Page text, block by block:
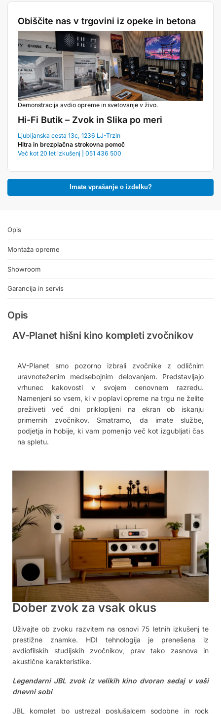
Obiščite nas v trgovini iz opeke in betona
Demonstracija avdio opreme in svetovanje v živo.
Hi-Fi Butik – Zvok in Slika po meri
Ljubljanska cesta 13c, 1236 LJ-Trzin
Hitra in brezplačna strokovna pomoč
Več kot 20 let izkušenj | 051 436 500
Imate vprašanje o izdelku?
Opis
Montaža opreme
Showroom
Garancija in servis
Opis
AV-Planet hišni kino kompleti zvočnikov
AV-Planet smo pozorno izbrali zvočnike z odličnim
uravnoteženim medsebojnim delovanjem. Predstavljajo
vrhunec kakovosti v svojem cenovnem razredu.
Namenjeni so vsem, ki v poplavi opreme na trgu ne želite
preživeti več dni priklopljeni na ekran ob iskanju
primernih zvočnikov. Smatramo, da imate službe,
podjetja in hobije, ki vam pomenijo več kot izgubljati čas
na spletu.
Dober zvok za vsak okus
Uživajte ob zvoku razvitem na osnovi 75 letnih izkušenj te
prestižne znamke. HDI tehnologija je prenešena iz
avdiofilskih studijskih zvočnikov, prav tako zasnova in
akustične karakteristike.
Legendarni JBL zvok iz velikih kino dvoran sedaj v vaši
dnevni sobi
JBL komplet bo ustrezal poslušalcem sodobne in rock